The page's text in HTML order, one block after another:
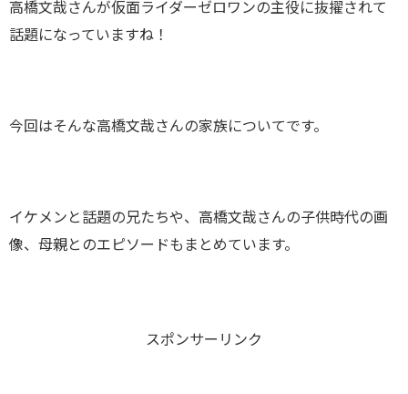
高橋文哉さんが仮面ライダーゼロワンの主役に抜擢されて
話題になっていますね！
今回はそんな高橋文哉さんの家族についてです。
イケメンと話題の兄たちや、高橋文哉さんの子供時代の画
像、母親とのエピソードもまとめています。
スポンサーリンク